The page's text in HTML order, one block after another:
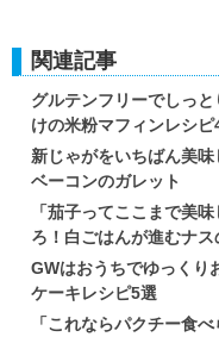
関連記事
グルテンフリーでしっ
けの米粉マフィンレシピ
新じゃがをいちばん美
ベーコンのガレット
「茄子ってここまで美
ろ！白ごはんが進むナス
GWはおうちでゆっくり
ケーキレシピ5選
「これならパクチー食